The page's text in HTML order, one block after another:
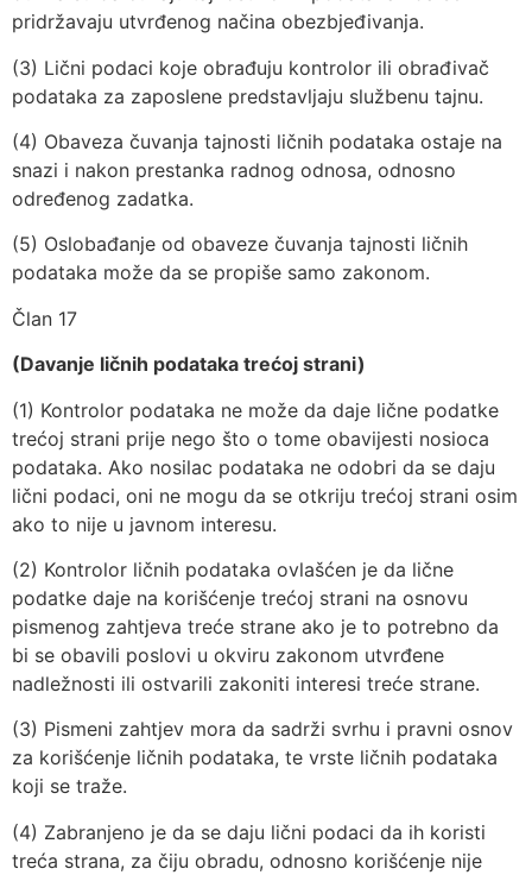
pridržavaju utvrđenog načina obezbjeđivanja.
(3) Lični podaci koje obrađuju kontrolor ili obrađivač
podataka za zaposlene predstavljaju službenu tajnu.
(4) Obaveza čuvanja tajnosti ličnih podataka ostaje na
snazi i nakon prestanka radnog odnosa, odnosno
određenog zadatka.
(5) Oslobađanje od obaveze čuvanja tajnosti ličnih
podataka može da se propiše samo zakonom.
Član 17
(Davanje ličnih podataka trećoj strani)
(1) Kontrolor podataka ne može da daje lične podatke
trećoj strani prije nego što o tome obavijesti nosioca
podataka. Ako nosilac podataka ne odobri da se daju
lični podaci, oni ne mogu da se otkriju trećoj strani osim
ako to nije u javnom interesu.
(2) Kontrolor ličnih podataka ovlašćen je da lične
podatke daje na korišćenje trećoj strani na osnovu
pismenog zahtjeva treće strane ako je to potrebno da
bi se obavili poslovi u okviru zakonom utvrđene
nadležnosti ili ostvarili zakoniti interesi treće strane.
(3) Pismeni zahtjev mora da sadrži svrhu i pravni osnov
za korišćenje ličnih podataka, te vrste ličnih podataka
koji se traže.
(4) Zabranjeno je da se daju lični podaci da ih koristi
treća strana, za čiju obradu, odnosno korišćenje nije